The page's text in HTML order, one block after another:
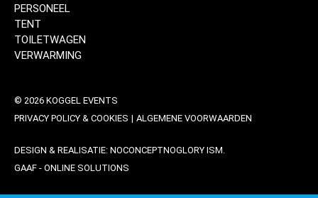
PERSONEEL
TENT
TOILETWAGEN
VERWARMING
© 2026 KOGGEL EVENTS
PRIVACY POLICY & COOKIES | ALGEMENE VOORWAARDEN
DESIGN & REALISATIE: NOCONCEPTNOGLORY ISM.
GAAF - ONLINE SOLUTIONS